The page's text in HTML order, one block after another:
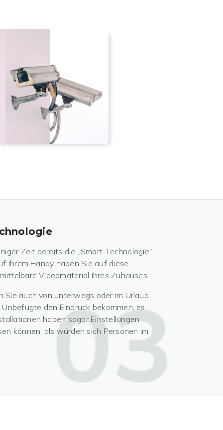
Zeit bereits die „Smart-Technologie“
Ihrem Handy haben Sie auf diese
Videomaterial Ihres Zuhauses.
Sie auch von unterwegs oder im Urlaub
den Eindruck bekommen, es
haben sogar Einstellungen
können, als würden sich Personen im
03